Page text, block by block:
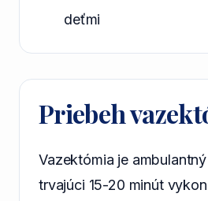
deťmi
Priebeh
Vazektómia je
trvajúci 15-20 minút